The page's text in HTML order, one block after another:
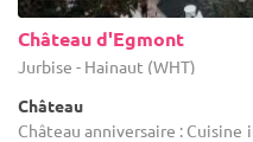
Château d'Egmont
Jurbise - Hainaut (WHT)
Château
Château anniversaire :